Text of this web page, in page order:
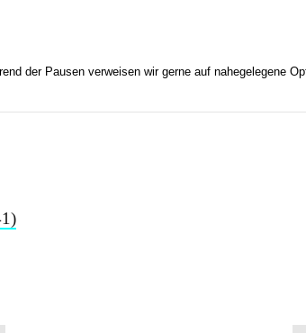
der Pausen verweisen wir gerne auf nahegelegene